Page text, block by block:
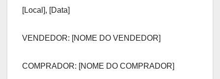
[Local], [Data]
VENDEDOR: [NOME DO VENDEDOR]
COMPRADOR: [NOME DO COMPRADOR]